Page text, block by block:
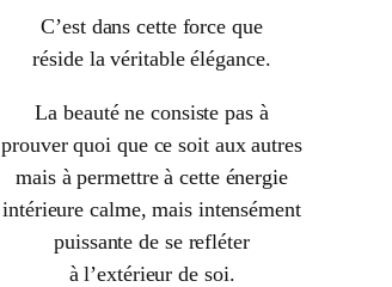
C’est dans cette force que
réside la véritable élégance.
La beauté ne consiste pas à
prouver quoi que ce soit aux autres
mais à permettre à cette énergie
intérieure calme, mais intensément
puissante de se refléter
à l’extérieur de soi.